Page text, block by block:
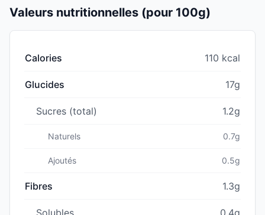
Valeurs nutritionnelles (pour 100g)
Calories 110 kcal
Glucides 17g
Sucres (total) 1.2g
Naturels 0.7g
Ajoutés 0.5g
Fibres 1.3g
Solubles 0.4g